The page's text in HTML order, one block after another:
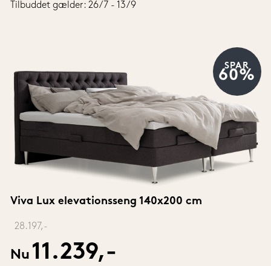
Tilbuddet gælder: 26/7 - 13/9
Viva Lux elevationsseng 140x200 cm
28.197,-
Nu 11.239,-
SPAR
60%